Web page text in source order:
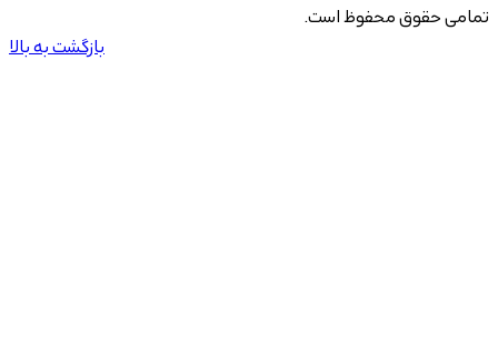
تمامی حقوق محفوظ است.
بازگشت به بالا